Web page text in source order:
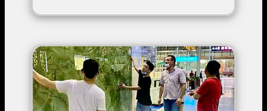
Image